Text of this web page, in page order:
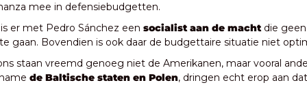
mee in defensiebudgetten.
er met Pedro Sánchez een socialist aan de macht die
gaan. Bovendien is ook daar de budgettaire situatie niet
staan vreemd genoeg niet de Amerikanen, maar vooral
de Baltische staten en Polen, dringen echt erop aan